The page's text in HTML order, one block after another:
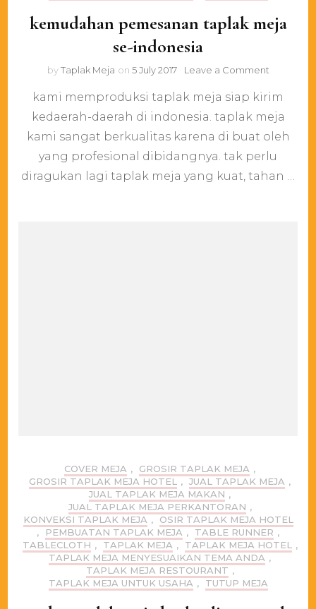
kemudahan pemesanan taplak meja
se-indonesia
byTaplak Meja on 5 July 2017 Leave a Commenton
taplak
meja
se-
indonesia
kami memproduksi taplak meja siap kirim
kedaerah-daerah di indonesia. taplak meja
kami sangat berkualitas karena di buat oleh
yang profesional dibidangnya. tak perlu
diragukan lagi taplak meja yang kuat, tahan …
COVER MEJA , GROSIR TAPLAK MEJA ,
GROSIR TAPLAK MEJA HOTEL , JUAL TAPLAK MEJA ,
JUAL TAPLAK MEJA MAKAN ,
JUAL TAPLAK MEJA PERKANTORAN ,
KONVEKSI TAPLAK MEJA ,
OSIR TAPLAK MEJA HOTEL
,
PEMBUATAN TAPLAK MEJA , TABLE RUNNER ,
TABLECLOTH , TAPLAK MEJA , TAPLAK MEJA HOTEL ,
TAPLAK MEJA MENYESUAIKAN TEMA ANDA ,
TAPLAK MEJA RESTOURANT ,
TAPLAK MEJA UNTUK USAHA , TUTUP MEJA